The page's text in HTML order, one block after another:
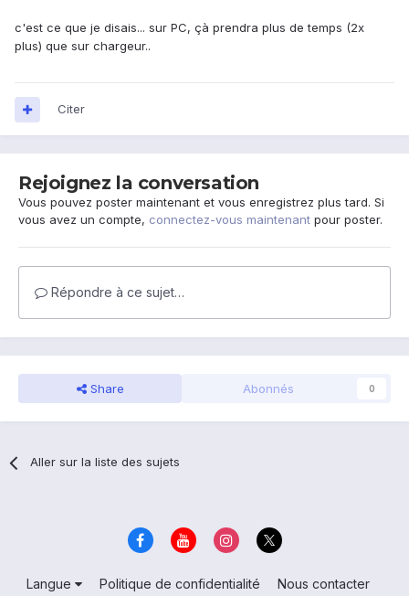
c'est ce que je disais... sur PC, çà prendra plus de temps (2x
plus) que sur chargeur..
Citer
Rejoignez la conversation
Vous pouvez poster maintenant et vous enregistrez plus tard. Si
vous avez un compte, connectez-vous maintenant pour poster.
Répondre à ce sujet…
Share Abonnés 0
Aller sur la liste des sujets
Langue Politique de confidentialité
Nous contacter